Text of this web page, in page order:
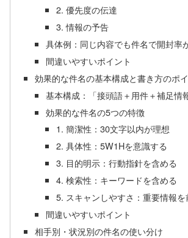
2. 優先度の伝達
3. 情報の予告
具体例：同じ内容でも件名で開封率
間違いやすいポイント
効果的な件名の基本構成と書き方のポ
基本構成：「接頭語＋用件＋補足情
効果的な件名の5つの特徴
1. 簡潔性：30文字以内が理想
2. 具体性：5W1Hを意識する
3. 目的明示：行動指針を含める
4. 検索性：キーワードを含める
5. スキャンしやすさ：重要情報を
間違いやすいポイント
相手別・状況別の件名の使い分け